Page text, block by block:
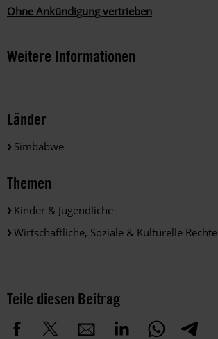
Ohne Ankündigung vertrieben
Weitere Informationen
Länder
Simbabwe
Themen
Kinder & Jugendliche
Wirtschaftliche, Soziale & Kulturelle Rechte
Teile diesen Beitrag